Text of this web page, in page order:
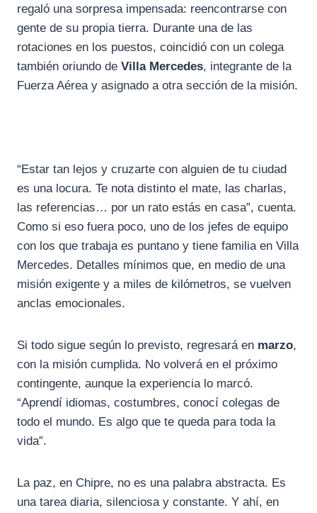
regaló una sorpresa impensada: reencontrarse con
gente de su propia tierra. Durante una de las
rotaciones en los puestos, coincidió con un colega
también oriundo de Villa Mercedes, integrante de la
Fuerza Aérea y asignado a otra sección de la misión.
“Estar tan lejos y cruzarte con alguien de tu ciudad
es una locura. Te nota distinto el mate, las charlas,
las referencias… por un rato estás en casa”, cuenta.
Como si eso fuera poco, uno de los jefes de equipo
con los que trabaja es puntano y tiene familia en Villa
Mercedes. Detalles mínimos que, en medio de una
misión exigente y a miles de kilómetros, se vuelven
anclas emocionales.
Si todo sigue según lo previsto, regresará en marzo,
con la misión cumplida. No volverá en el próximo
contingente, aunque la experiencia lo marcó.
“Aprendí idiomas, costumbres, conocí colegas de
todo el mundo. Es algo que te queda para toda la
vida”.
La paz, en Chipre, no es una palabra abstracta. Es
una tarea diaria, silenciosa y constante. Y ahí, en